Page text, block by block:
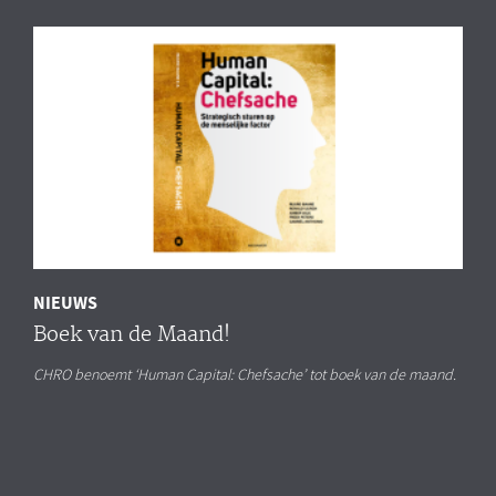
NIEUWS
Boek van de Maand!
CHRO benoemt ‘Human Capital: Chefsache’ tot boek van de maand.